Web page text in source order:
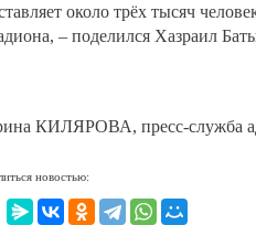
около трёх тысяч
– поделился Хазраил
КИЛЯРОВА, пресс-служба
новостью: